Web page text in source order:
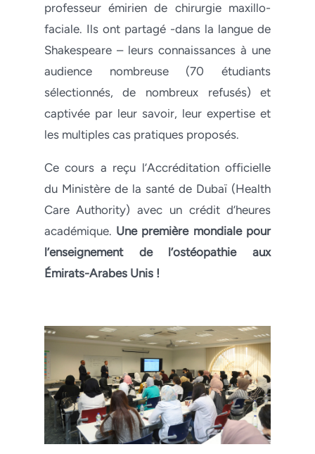
professeur émirien de chirurgie maxillo-
faciale. Ils ont partagé -dans la langue de
Shakespeare – leurs connaissances à une
audience nombreuse (70 étudiants
sélectionnés, de nombreux refusés) et
captivée par leur savoir, leur expertise et
les multiples cas pratiques proposés.
Ce cours a reçu l’Accréditation officielle
du Ministère de la santé de Dubaï (Health
Care Authority) avec un crédit d’heures
académique. Une première mondiale pour
l’enseignement de l’ostéopathie aux
Émirats-Arabes Unis !